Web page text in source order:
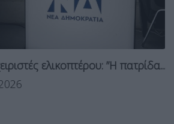
ελικοπτέρου: ”Η πατρίδα...